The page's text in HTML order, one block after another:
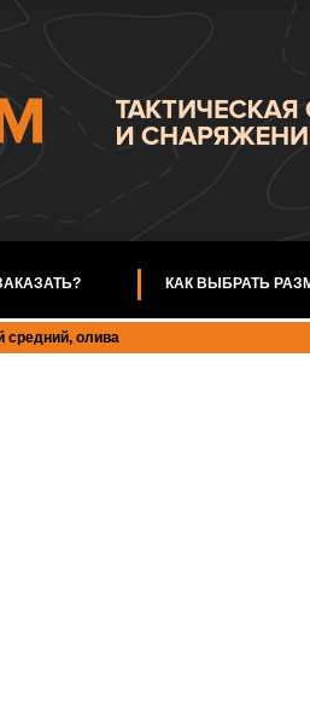
КАК ВЫБРАТЬ
средний, олива